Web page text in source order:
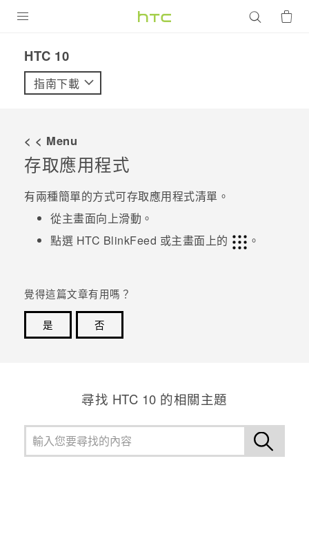
VIVE
配件
優惠專區
焦點訊息
企業採購
銷售門市
登入
HTC 10‎
指南下載
< < Menu
存取應用程式
有兩種簡單的方式可存取應用程式清單。
從主畫面向上滑動。
點選 HTC BlinkFeed 或主畫面上的 。
覺得這篇文章有用嗎？
是
否
尋找 HTC 10 的相關主題